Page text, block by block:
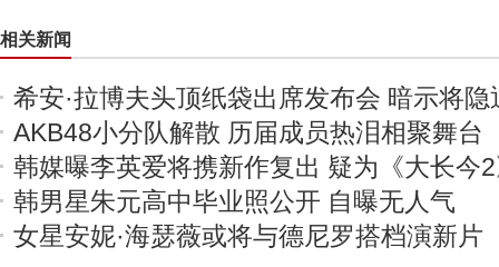
相关新闻
希安·拉博夫头顶纸袋出席发布会 暗示将隐
AKB48小分队解散 历届成员热泪相聚舞台
韩媒曝李英爱将携新作复出 疑为《大长今
韩男星朱元高中毕业照公开 自曝无人气
女星安妮·海瑟薇或将与德尼罗搭档演新片